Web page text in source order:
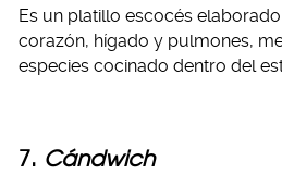
Es un platillo escocés
corazón, hígado y pulmones,
especies cocinado dentro del
7. Cándwich